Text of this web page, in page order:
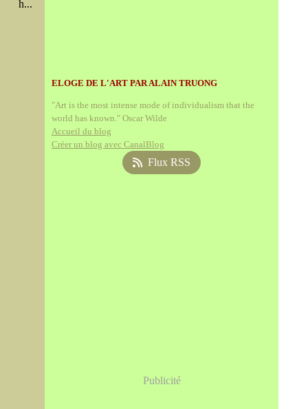
h...
ELOGE DE L'ART PAR ALAIN TRUONG
"Art is the most intense mode of individualism that the
world has known." Oscar Wilde
Accueil du blog
Créer un blog avec CanalBlog
Flux RSS
Publicité